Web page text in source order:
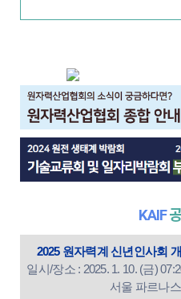
KAIF
2025 원자력계 신년인사회
일시/장소 : 2025. 1. 10. (금)
서울 파르나